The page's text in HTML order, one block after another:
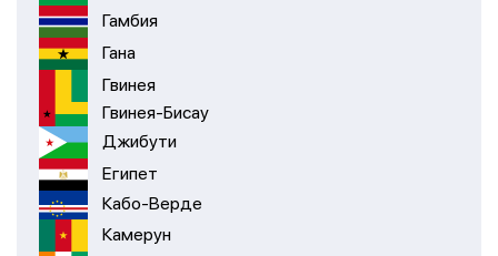
Гамбия
Гана
Гвинея
Гвинея-Бисау
Джибути
Египет
Кабо-Верде
Камерун